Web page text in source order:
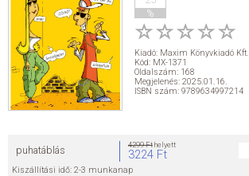
%
Kiadó: Maxim Könyvkiadó Kft.
Kód: MX-1371
Oldalszám: 168
Megjelenés: 2025.01.16.
ISBN szám: 9789634997214
puhatáblás 4299 Fthelyett
3224 Ft
Kiszállítási idő: 2-3 munkanap
GRIMM SZÓTÁR
DREAM KÖNYVEK
E-KÖNYVEK
SEGÍTHETEK?